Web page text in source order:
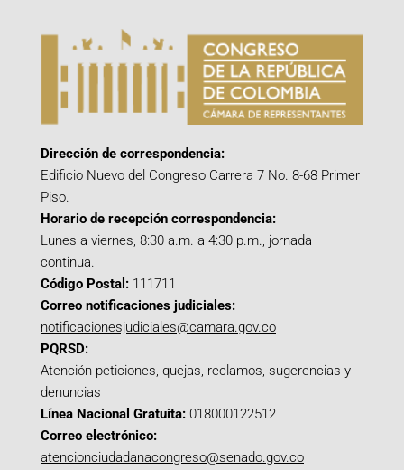
Dirección de correspondencia:
Edificio Nuevo del Congreso Carrera 7 No. 8-68 Primer
Piso.
Horario de recepción correspondencia:
Lunes a viernes, 8:30 a.m. a 4:30 p.m., jornada
continua.
Código Postal: 111711
Correo notificaciones judiciales:
notificacionesjudiciales@camara.gov.co
PQRSD:
Atención peticiones, quejas, reclamos, sugerencias y
denuncias
Línea Nacional Gratuita: 018000122512
Correo electrónico:
atencionciudadanacongreso@senado.gov.co